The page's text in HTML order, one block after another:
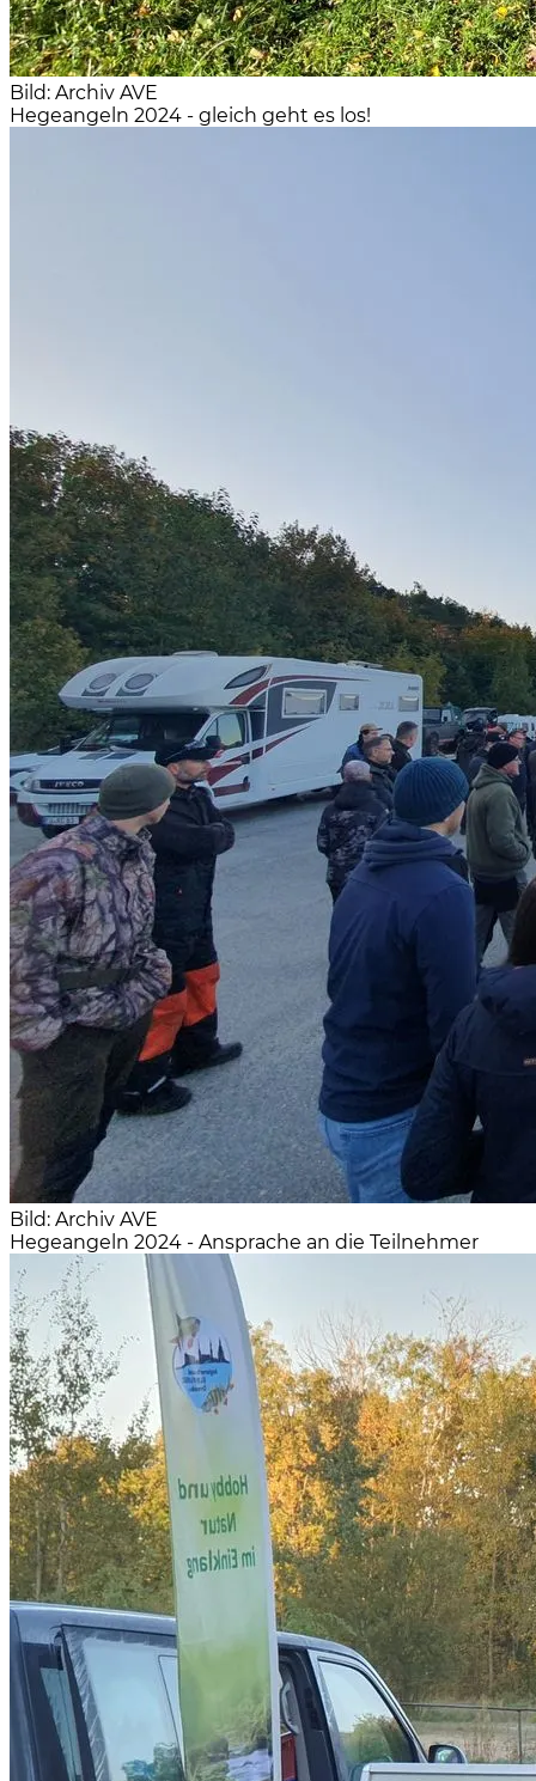
Bild: Archiv AVE
Hegeangeln 2024 - gleich geht es los!
Bild: Archiv AVE
Hegeangeln 2024 - Ansprache an die Teilnehmer